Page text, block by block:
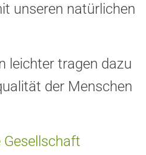
unseren natürlichen
leichter tragen dazu
der Menschen
Gesellschaft